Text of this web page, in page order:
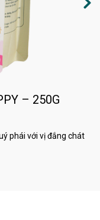
– 250G
phái với vị đắng chát